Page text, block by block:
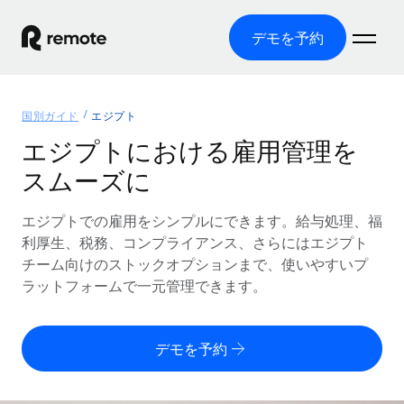
デモを予約
グローバル雇用
グローバル給与処理
コンプライアンス対応の給与処理を手軽に
Employer of Record（EOR）
グローバル展開をコストをかけずに実現
Contractor of Record
世界中の契約社員と法令を遵守して契約
ソリューション
各国の制度に対応
国別ガイド
/国別のグローバル雇用支援を検索する
Remoteを他社と比較
リソース
ツールと計算ツール
従業員コスト計算ツール
価格
English
国別ガイド エジプト
エジプトにおける雇用管理を
スムーズに
エジプトでの雇用をシンプルにできます。給与処理、福
利厚生、税務、コンプライアンス、さらにはエジプト
チーム向けのストックオプションまで、使いやすいプ
ラットフォームで一元管理できます。
デモを予約